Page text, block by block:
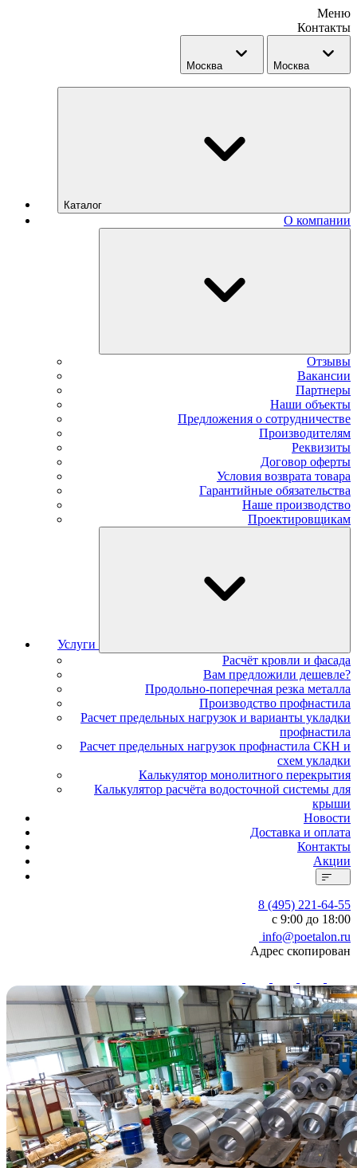
Меню
Контакты
Москва Москва
Каталог
О компании
Отзывы
Вакансии
Партнеры
Наши объекты
Предложения о сотрудничестве
Производителям
Реквизиты
Договор оферты
Условия возврата товара
Гарантийные обязательства
Наше производство
Проектировщикам
Услуги
Расчёт кровли и фасада
Вам предложили дешевле?
Продольно-поперечная резка металла
Производство профнастила
Расчет предельных нагрузок и варианты укладки
профнастила
Расчет предельных нагрузок профнастила СКН и
схем укладки
Калькулятор монолитного перекрытия
Калькулятор расчёта водосточной системы для
крыши
Новости
Доставка и оплата
Контакты
Акции
8 (495) 221-64-55
с 9:00 до 18:00
info@poetalon.ru
Адрес скопирован